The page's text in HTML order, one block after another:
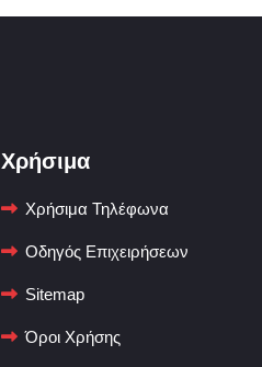
Χρήσιμα
Χρήσιμα Τηλέφωνα
Οδηγός Επιχειρήσεων
Sitemap
Όροι Χρήσης